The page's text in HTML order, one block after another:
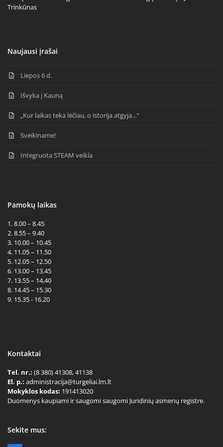
Trinkūnas
Naujausi įrašai
Liepos 6 d.
Išvyka į Kauną
„Kur laikas teka lėčiau, o istorija atgyja…“
Sveikiname!
Integruota STEAM veikla
Pamokų laikas
1. 8.00 – 8.45
2. 8.55 – 9.40
3. 10.00 – 10.45
4. 11.05 – 11.50
5. 12.05 – 12.50
6. 13.00 – 13.45
7. 13.55 – 14.40
8. 14.45 – 15.30
9. 15.35 - 16.20
Kontaktai
Tel. nr.: (8 380) 41308, 41138
El. p.: administracija@turgeliai.lm.lt
Mokyklos kodas: 191413020
Duomenys kaupiami ir saugomi saugomi Juridinių asmenų registre.
Sekite mus: